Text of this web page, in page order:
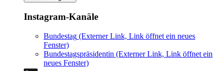
Instagram-Kanäle
Bundestag (Externer Link, Link öffnet ein neues
Fenster)
Bundestagspräsidentin (Externer Link, Link öffnet ein
neues Fenster)